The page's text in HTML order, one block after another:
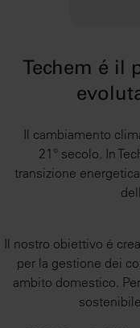
Techem é il
Il cambiamento
21° secolo. In
transizione
Il nostro obiettivo é
per la gestione dei
ambito domestico.